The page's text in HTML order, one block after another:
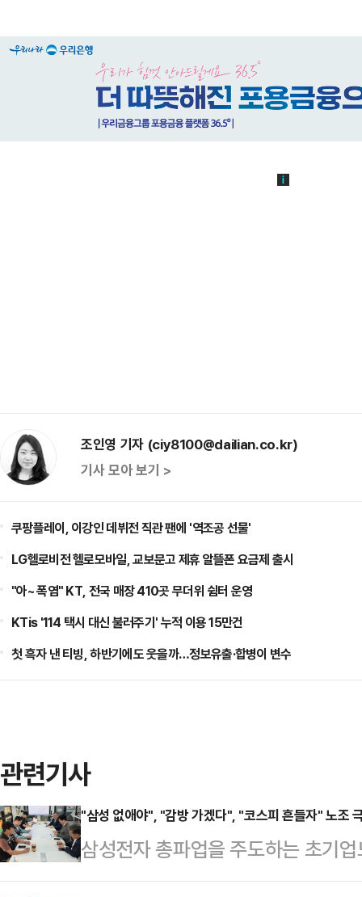
조인영 기자 (ciy8100@dailian.co.kr)
기사 모아 보기 >
쿠팡플레이, 이강인 데뷔전 직관 팬에 '역조공 선물'
LG헬로비전 헬로모바일, 교보문고 제휴 알뜰폰 요금제 출시
"아~ 폭염" KT, 전국 매장 410곳 무더위 쉼터 운영
KTis '114 택시 대신 불러주기' 누적 이용 15만건
첫 흑자 낸 티빙, 하반기에도 웃을까…정보유출·합병이 변수
관련기사
"삼성 없애야", "감방 가겠다", "코스피 흔들자" 노조
삼성전자 총파업을 주도하는 초기
다", "코스피를 흔들어보자", "감방